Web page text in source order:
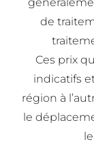
de
Ces prix
indicatifs
région à
le